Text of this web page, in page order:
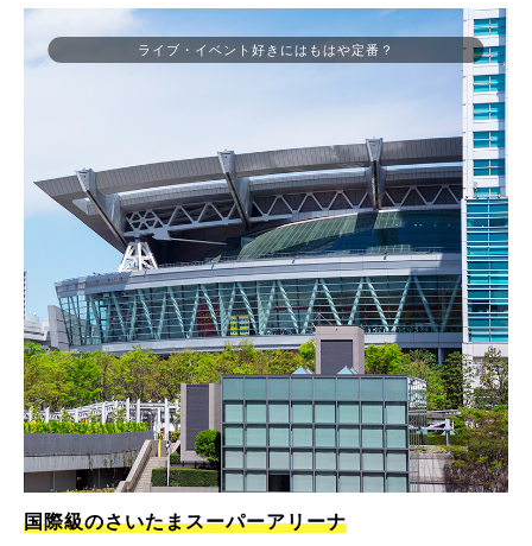
国際級のさいたまスーパーアリーナ
ライブ・イベント好きにはもはや定番？